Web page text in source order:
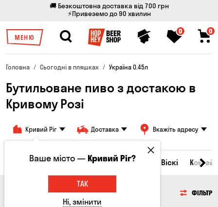
🚚 Безкоштовна доставка від 700 грн
⚡Привеземо до 90 хвилин
МЕНЮ
0 0
Головна Сьогодні в пляшках Україна 0.45л
Бутильоване пиво з достакою в
Кривому Розі
Кривий Ріг Доставка Вкажіть адресу
Всі товари Пиво Сидр Вино Віскі
ФІЛЬТР
Ваше місто —Кривий Ріг?
ТАК
Ні, змінити